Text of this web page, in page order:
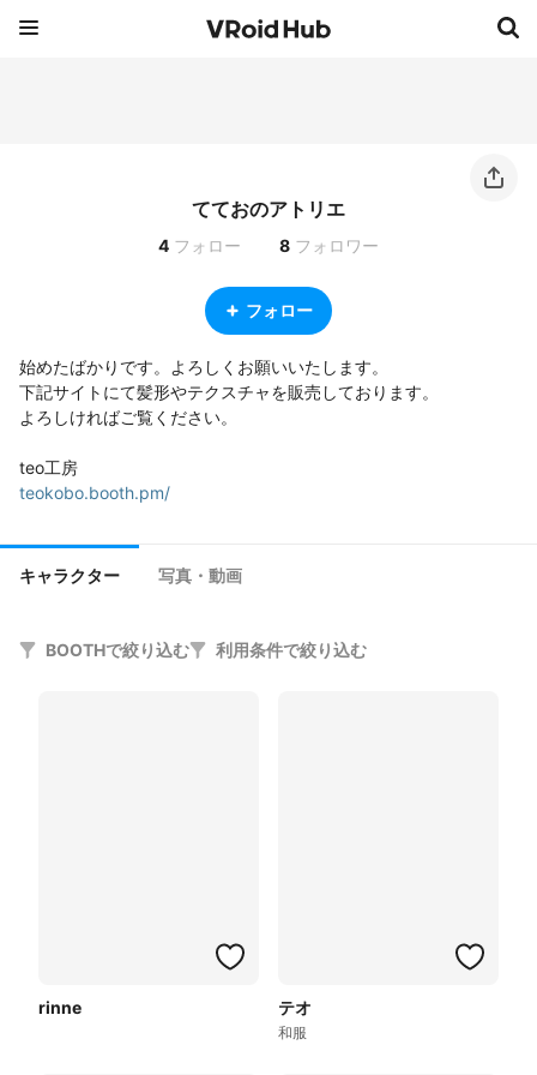
てておのアトリエ
4 フォロー 8 フォロワー
フォロー
始めたばかりです。よろしくお願いいたします。
下記サイトにて髪形やテクスチャを販売しております。
よろしければご覧ください。
teokobo.booth.pm/
キャラクター 写真・動画
BOOTHで絞り込む 利用条件で絞り込む
rinne テオ
和服